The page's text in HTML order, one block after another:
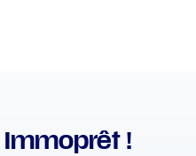
Immoprêt !